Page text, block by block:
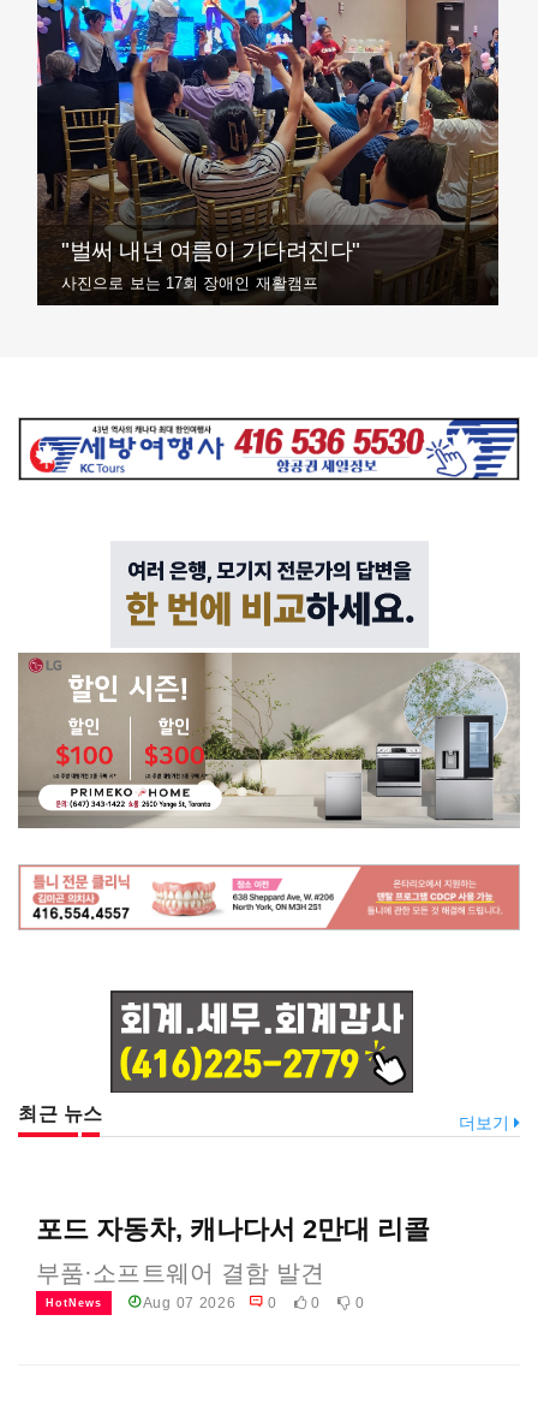
"벌써 내년 여름이 기다려진다"
사진으로 보는 17회 장애인 재활캠프
최근 뉴스 더보기
포드 자동차, 캐나다서 2만대 리콜
부품·소프트웨어 결함 발견
HotNews Aug 07 2026 0 0 0